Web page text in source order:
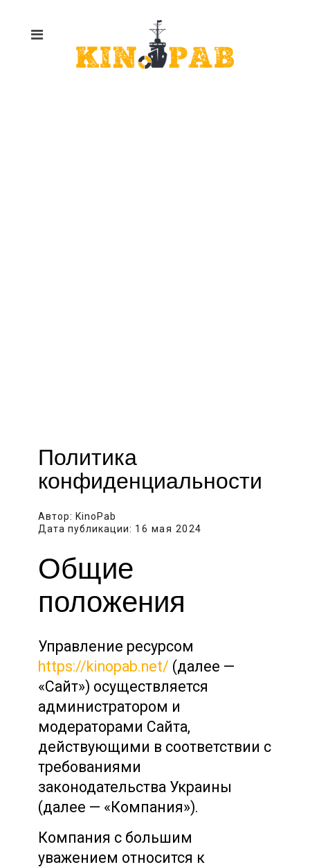
Политика
конфиденциальности
Автор: KinoPab
Дата публикации: 16 мая 2024
Общие
положения
Управление ресурсом
https://kinopab.net/ (далее —
«Сайт») осуществляется
администратором и
модераторами Сайта,
действующими в соответствии с
требованиями
законодательства Украины
(далее — «Компания»).
Компания с большим
уважением относится к